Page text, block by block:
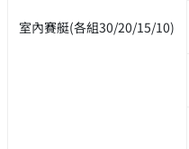
室內賽艇(各組30/20/15/10)